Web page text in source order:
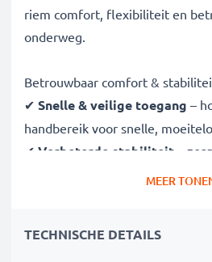
riem comfort, flexibiliteit en
onderweg.
Betrouwbaar comfort &
✔ Snelle & veilige toegang –
handbereik voor snelle,
✔ Verbeterde stabiliteit –
grip en minder trillingen voor
✔Weerbestendig &
MEER
TECHNISCHE DETAILS